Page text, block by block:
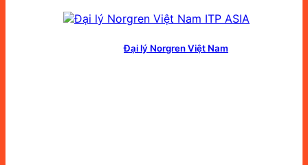
Đại lý Norgren Việt Nam